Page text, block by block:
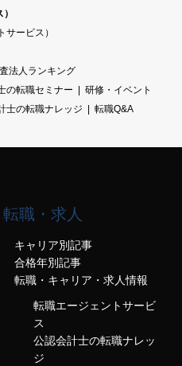
ービス）
法人ランキング
の転職セミナー
研修・イベント
士の転職ナレッジ 転職Q&A
転職・求人
キャリア別記事
合格年別記事
転職・キャリア・求人情報
転職エージェントサービ
ス
公認会計士の転職ナレッ
ジ